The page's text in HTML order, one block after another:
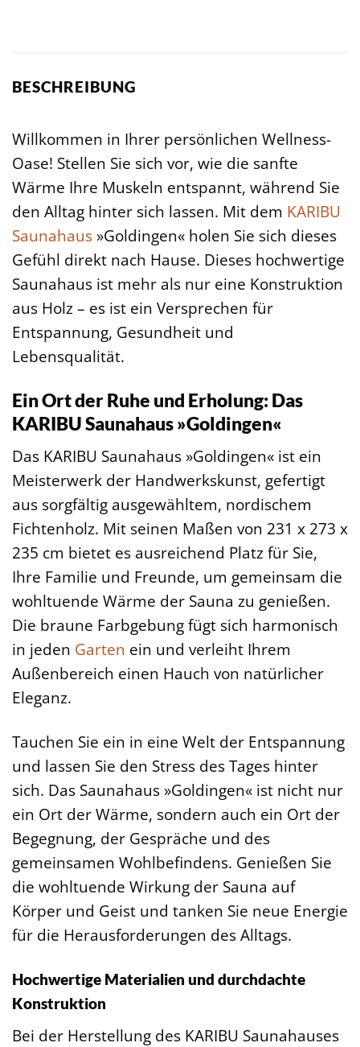
BESCHREIBUNG
Willkommen in Ihrer persönlichen Wellness-
Oase! Stellen Sie sich vor, wie die sanfte
Wärme Ihre Muskeln entspannt, während Sie
den Alltag hinter sich lassen. Mit dem KARIBU
Saunahaus »Goldingen« holen Sie sich dieses
Gefühl direkt nach Hause. Dieses hochwertige
Saunahaus ist mehr als nur eine Konstruktion
aus Holz – es ist ein Versprechen für
Entspannung, Gesundheit und
Lebensqualität.
Ein Ort der Ruhe und Erholung: Das
KARIBU Saunahaus »Goldingen«
Das KARIBU Saunahaus »Goldingen« ist ein
Meisterwerk der Handwerkskunst, gefertigt
aus sorgfältig ausgewähltem, nordischem
Fichtenholz. Mit seinen Maßen von 231 x 273 x
235 cm bietet es ausreichend Platz für Sie,
Ihre Familie und Freunde, um gemeinsam die
wohltuende Wärme der Sauna zu genießen.
Die braune Farbgebung fügt sich harmonisch
in jeden Garten ein und verleiht Ihrem
Außenbereich einen Hauch von natürlicher
Eleganz.
Tauchen Sie ein in eine Welt der Entspannung
und lassen Sie den Stress des Tages hinter
sich. Das Saunahaus »Goldingen« ist nicht nur
ein Ort der Wärme, sondern auch ein Ort der
Begegnung, der Gespräche und des
gemeinsamen Wohlbefindens. Genießen Sie
die wohltuende Wirkung der Sauna auf
Körper und Geist und tanken Sie neue Energie
für die Herausforderungen des Alltags.
Hochwertige Materialien und durchdachte
Konstruktion
Bei der Herstellung des KARIBU Saunahauses